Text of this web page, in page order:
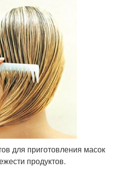
для приготовления масок
продуктов.